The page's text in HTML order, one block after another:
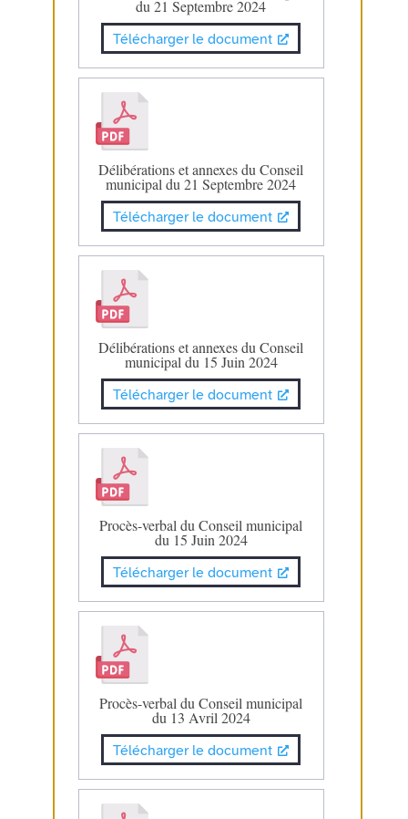
du 21 Septembre 2024
Télécharger le document
Délibérations et annexes du Conseil
municipal du 21 Septembre 2024
Télécharger le document
Délibérations et annexes du Conseil
municipal du 15 Juin 2024
Télécharger le document
Procès-verbal du Conseil municipal
du 15 Juin 2024
Télécharger le document
Procès-verbal du Conseil municipal
du 13 Avril 2024
Télécharger le document